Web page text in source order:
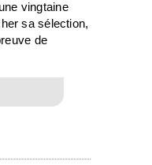
vingtaine
sa sélection,
de